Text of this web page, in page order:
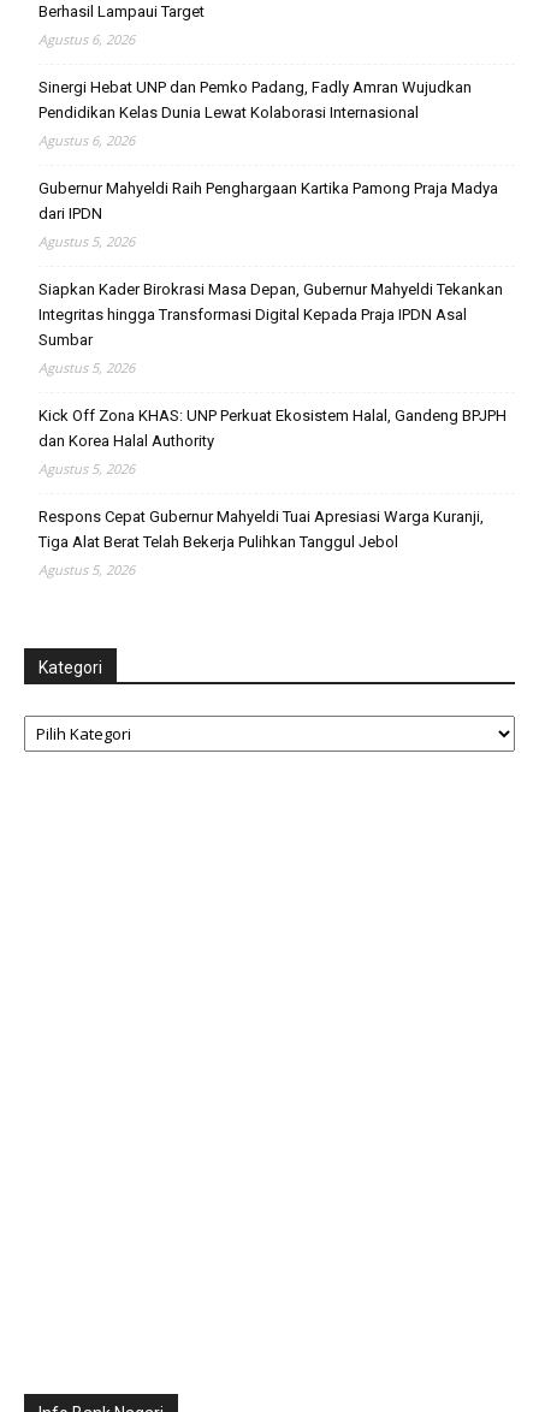
Berhasil Lampaui Target
Agustus 6, 2026
Sinergi Hebat UNP dan Pemko Padang, Fadly Amran Wujudkan
Pendidikan Kelas Dunia Lewat Kolaborasi Internasional
Agustus 6, 2026
Gubernur Mahyeldi Raih Penghargaan Kartika Pamong Praja Madya
dari IPDN
Agustus 5, 2026
Siapkan Kader Birokrasi Masa Depan, Gubernur Mahyeldi Tekankan
Integritas hingga Transformasi Digital Kepada Praja IPDN Asal
Sumbar
Agustus 5, 2026
Kick Off Zona KHAS: UNP Perkuat Ekosistem Halal, Gandeng BPJPH
dan Korea Halal Authority
Agustus 5, 2026
Respons Cepat Gubernur Mahyeldi Tuai Apresiasi Warga Kuranji,
Tiga Alat Berat Telah Bekerja Pulihkan Tanggul Jebol
Agustus 5, 2026
Kategori
Kategori